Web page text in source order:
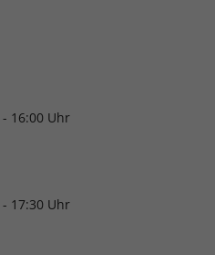
16:00 Uhr
17:30 Uhr